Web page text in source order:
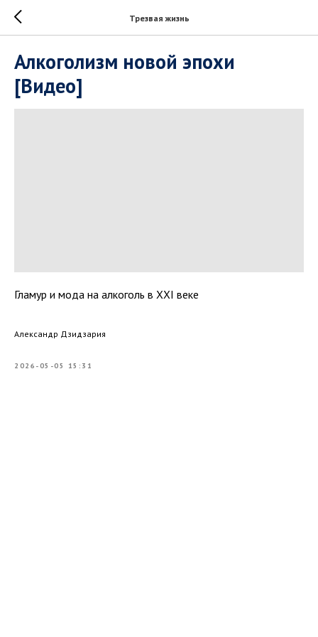
Трезвая жизнь
Алкоголизм новой эпохи
[Видео]
Гламур и мода на алкоголь в XXI веке
Александр Дзидзария
2026-05-05 15:31